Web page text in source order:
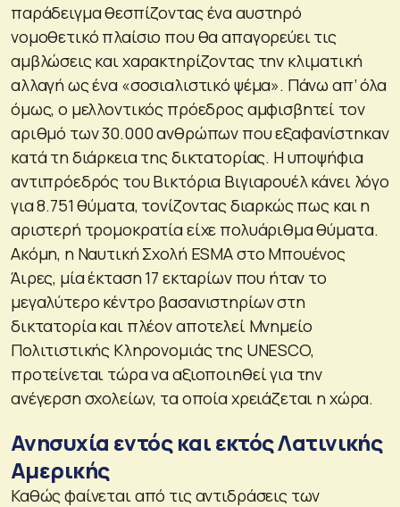
παράδειγμα θεσπίζοντας ένα αυστηρό
νομοθετικό πλαίσιο που θα απαγορεύει τις
αμβλώσεις και χαρακτηρίζοντας την κλιματική
αλλαγή ως ένα «σοσιαλιστικό ψέμα». Πάνω απ’ όλα
όμως, ο μελλοντικός πρόεδρος αμφισβητεί τον
αριθμό των 30.000 ανθρώπων που εξαφανίστηκαν
κατά τη διάρκεια της δικτατορίας. Η υποψήφια
αντιπρόεδρός του Βικτόρια Βιγιαρουέλ κάνει λόγο
για 8.751 θύματα, τονίζοντας διαρκώς πως και η
αριστερή τρομοκρατία είχε πολυάριθμα θύματα.
Ακόμη, η Ναυτική Σχολή ESMA στο Μπουένος
Άιρες, μία έκταση 17 εκταρίων που ήταν το
μεγαλύτερο κέντρο βασανιστηρίων στη
δικτατορία και πλέον αποτελεί Μνημείο
Πολιτιστικής Κληρονομιάς της UNESCO,
προτείνεται τώρα να αξιοποιηθεί για την
ανέγερση σχολείων, τα οποία χρειάζεται η χώρα.
Ανησυχία εντός και εκτός Λατινικής
Αμερικής
Καθώς φαίνεται από τις αντιδράσεις των